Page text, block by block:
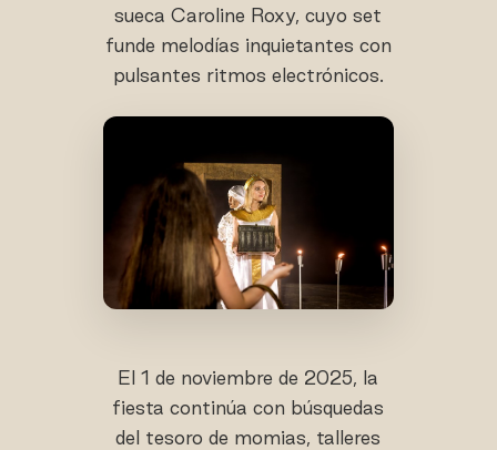
sueca Caroline Roxy, cuyo set
funde melodías inquietantes con
pulsantes ritmos electrónicos.
El 1 de noviembre de 2025, la
fiesta continúa con búsquedas
del tesoro de momias, talleres